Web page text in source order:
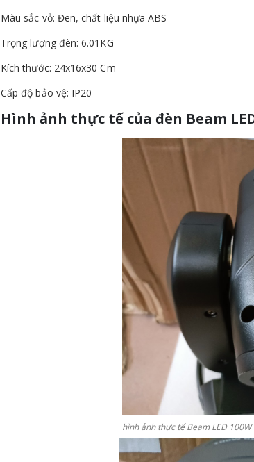
Màu sắc vỏ: Đen, chất liệu nhựa ABS
Trọng lượng đèn: 6.01KG
Kích thước: 24x16x30 Cm
Cấp độ bảo vệ: IP20
Hình ảnh thực tế của đèn Beam
hình ảnh thực tế Beam LED 100W